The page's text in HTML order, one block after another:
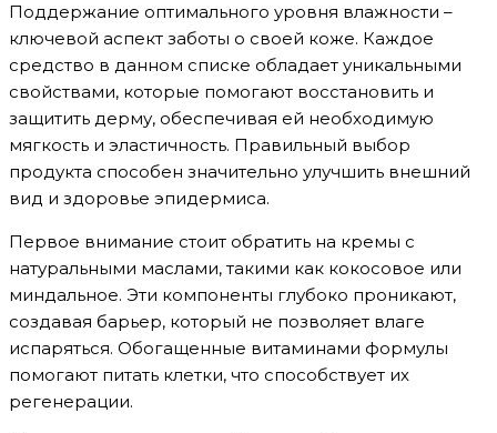
Поддержание оптимального уровня влажности –
ключевой аспект заботы о своей коже. Каждое
средство в данном списке обладает уникальными
свойствами, которые помогают восстановить и
защитить дерму, обеспечивая ей необходимую
мягкость и эластичность. Правильный выбор
продукта способен значительно улучшить внешний
вид и здоровье эпидермиса.
Первое внимание стоит обратить на кремы с
натуральными маслами, такими как кокосовое или
миндальное. Эти компоненты глубоко проникают,
создавая барьер, который не позволяет влаге
испаряться. Обогащенные витаминами формулы
помогают питать клетки, что способствует их
регенерации.